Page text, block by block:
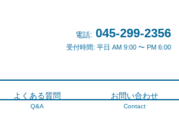
電話: 045-299-2356
受付時間: 平日 AM 9:00 〜 PM 6:00
よくある質問
Q&A
お問い合わせ
Contact